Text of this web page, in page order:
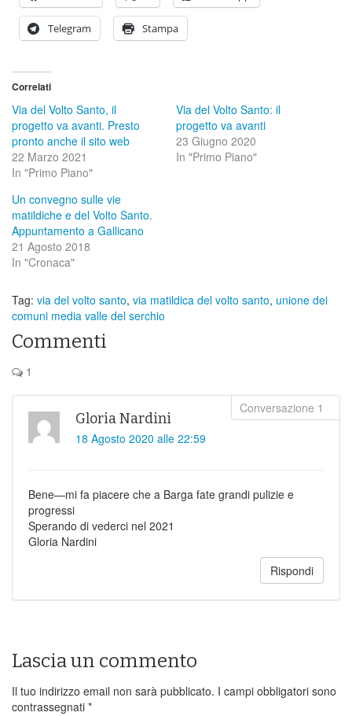
Telegram Stampa
Correlati
Via del Volto Santo, il
progetto va avanti. Presto
pronto anche il sito web
22 Marzo 2021
In "Primo Piano"
Via del Volto Santo: il
progetto va avanti
23 Giugno 2020
In "Primo Piano"
Un convegno sulle vie
matildiche e del Volto Santo.
Appuntamento a Gallicano
21 Agosto 2018
In "Cronaca"
Tag: via del volto santo, via matildica del volto santo, unione dei
comuni media valle del serchio
Commenti
1
Gloria Nardini
18 Agosto 2020 alle 22:59
Bene—mi fa piacere che a Barga fate grandi pulizie e
progressi
Sperando di vederci nel 2021
Gloria Nardini
Rispondi
Lascia un commento
Il tuo indirizzo email non sarà pubblicato. I campi obbligatori sono
contrassegnati *